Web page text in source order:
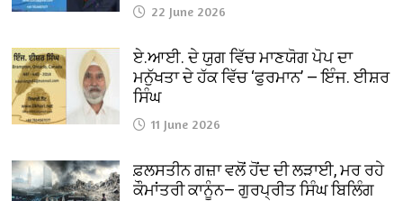
22 June 2026
ਏ.ਆਈ. ਦੇ ਯੁਗ ਵਿੱਚ ਮਾਣਯੋਗ ਪੋਪ ਦਾ
ਮਨੁੱਖਤਾ ਦੇ ਹੱਕ ਵਿੱਚ ‘ਫੁਰਮਾਨ’ — ਇੰਜ. ਈਸ਼ਰ
ਸਿੰਘ
11 June 2026
ਫ਼ਲਸਤੀਨ ਗਜ਼ਾ ਵਲੋਂ ਹੋਂਦ ਦੀ ਲੜਾਈ, ਮਰ ਰਹੇ
ਕੌਮਾਂਤਰੀ ਕਾਨੂੰਨ— ਗੁਰਪ੍ਰੀਤ ਸਿੰਘ ਬਿਲਿੰਗ